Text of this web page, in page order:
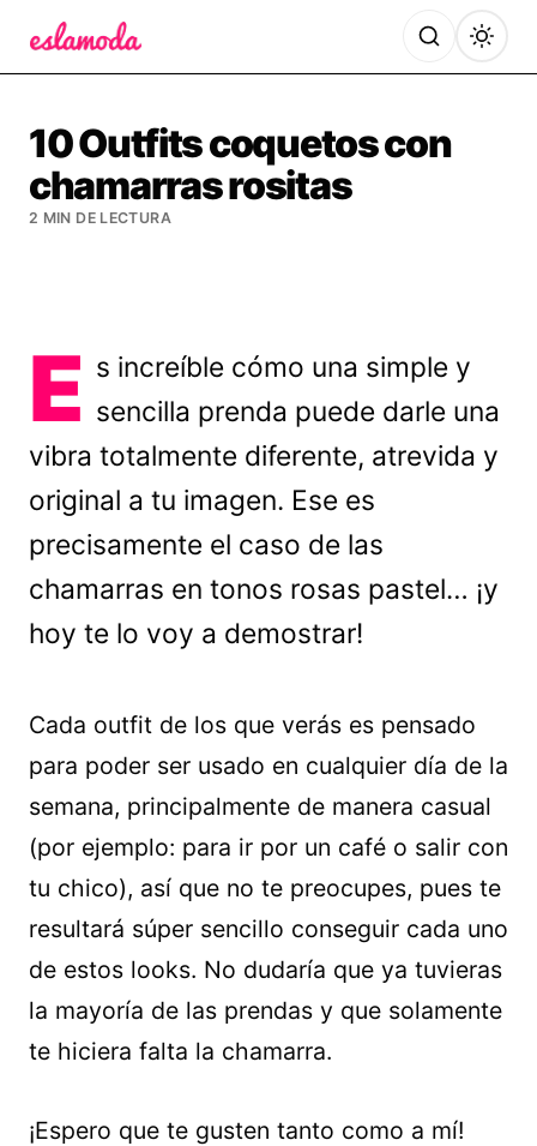
10 Outfits coquetos con
chamarras rositas
2 MIN DE LECTURA
E s increíble cómo una simple y
sencilla prenda puede darle una
vibra totalmente diferente, atrevida y
original a tu imagen. Ese es
precisamente el caso de las
chamarras en tonos rosas pastel… ¡y
hoy te lo voy a demostrar!
Cada outfit de los que verás es pensado
para poder ser usado en cualquier día de la
semana, principalmente de manera casual
(por ejemplo: para ir por un café o salir con
tu chico), así que no te preocupes, pues te
resultará súper sencillo conseguir cada uno
de estos looks. No dudaría que ya tuvieras
la mayoría de las prendas y que solamente
te hiciera falta la chamarra.
¡Espero que te gusten tanto como a mí!